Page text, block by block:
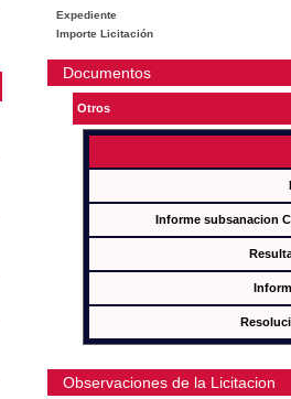
Expediente
Importe Licitación
Documentos
Otros
Informe subsanacion
Observaciones de la Licitacion